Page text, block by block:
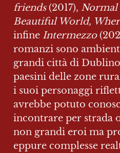
friends (2017), Normal
Beautiful World,
infine Intermezzo
romanzi sono
grandi città di
paesini delle zone
i suoi personaggi
avrebbe potuto
incontrare per strada
non grandi eroi ma
eppure complesse